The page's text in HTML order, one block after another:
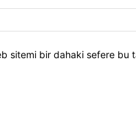
sitemi bir dahaki sefere bu